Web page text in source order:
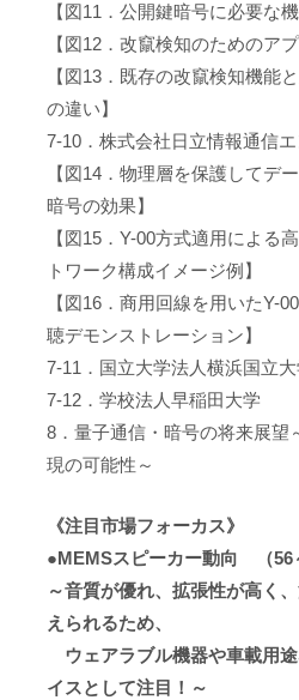
【図11．公開鍵暗号に必要な機
【図12．改竄検知のためのアプ
【図13．既存の改竄検知機能
の違い】
7-10．株式会社日立情報通信
【図14．物理層を保護してデ
暗号の効果】
【図15．Y-00方式適用による
トワーク構成イメージ例】
【図16．商用回線を用いたY-
聴デモンストレーション】
7-11．国立大学法人横浜国立大
7-12．学校法人早稲田大学
8．量子通信・暗号の将来展望
現の可能性～
《注目市場フォーカス》
●MEMSスピーカー動向 （56
～音質が優れ、拡張性が高く
えられるため、
ウェアラブル機器や車載用
イスとして注目！～